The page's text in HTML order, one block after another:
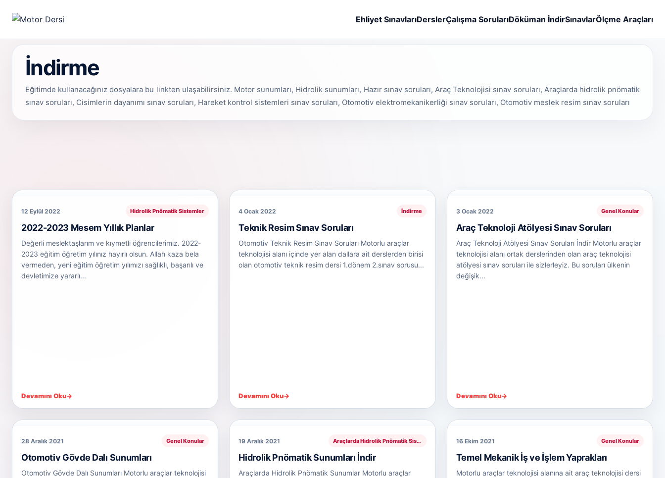
Motor Dersi
Ehliyet SınavlarıDerslerÇalışma SorularıDöküman İndirSınavlarÖlçme Araçları
İndirme
Eğitimde kullanacağınız dosyalara bu linkten ulaşabilirsiniz. Motor sunumları, Hidrolik sunumları, Hazır sınav soruları, Araç Teknolojisi sınav soruları, Araçlarda hidrolik pnömatik
sınav soruları, Cisimlerin dayanımı sınav soruları, Hareket kontrol sistemleri sınav soruları, Otomotiv elektromekanikerliği sınav soruları, Otomotiv meslek resim sınav soruları
12 Eylül 2022 Hidrolik Pnömatik Sistemler
2022-2023 Mesem Yıllık Planlar
Değerli meslektaşlarım ve kıymetli öğrencilerimiz. 2022-
2023 eğitim öğretim yılınız hayırlı olsun. Allah kaza bela
vermeden, yeni eğitim öğretim yılımızı sağlıklı, başarılı ve
devletimize yararlı...
Devamını Oku→
4 Ocak 2022 İndirme
Teknik Resim Sınav Soruları
Otomotiv Teknik Resim Sınav Soruları Motorlu araçlar
teknolojisi alanı içinde yer alan dallara ait derslerden birisi
olan otomotiv teknik resim dersi 1.dönem 2.sınav sorusu...
Devamını Oku→
3 Ocak 2022 Genel Konular
Araç Teknoloji Atölyesi Sınav Soruları
Araç Teknoloji Atölyesi Sınav Soruları İndir Motorlu araçlar
teknolojisi alanı ortak derslerinden olan araç teknolojisi
atölyesi sınav soruları ile sizlerleyiz. Bu soruları ülkenin
değişik...
Devamını Oku→
28 Aralık 2021 Genel Konular
Otomotiv Gövde Dalı Sunumları
Otomotiv Gövde Dalı Sunumları Motorlu araçlar teknolojisi
19 Aralık 2021 Araçlarda Hidrolik Pnömatik Sistemler
Hidrolik Pnömatik Sunumları İndir
Araçlarda Hidrolik Pnömatik Sunumlar Motorlu araçlar
16 Ekim 2021 Genel Konular
Temel Mekanik İş ve İşlem Yaprakları
Motorlu araçlar teknolojisi alanına ait araç teknolojisi dersi